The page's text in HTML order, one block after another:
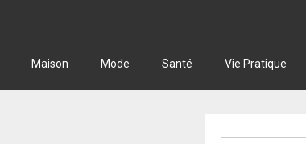
Maison Mode Santé Vie Pratique